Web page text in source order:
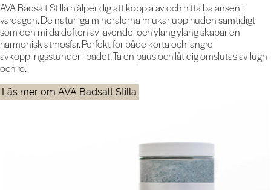
AVA Badsalt Stilla hjälper dig att koppla av och hitta balansen i
vardagen. De naturliga mineralerna mjukar upp huden samtidigt
som den milda doften av lavendel och ylang-ylang skapar en
harmonisk atmosfär. Perfekt för både korta och längre
avkopplingsstunder i badet. Ta en paus och låt dig omslutas av lugn
och ro.
Läs mer om AVA Badsalt Stilla